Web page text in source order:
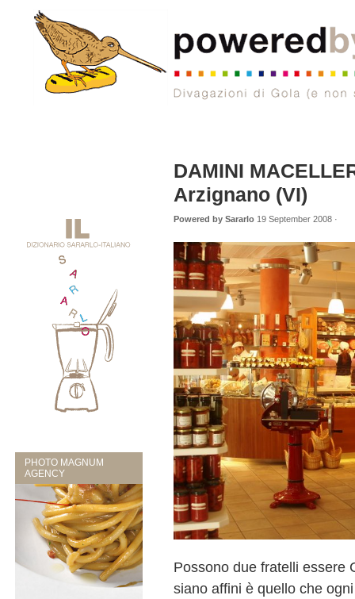
PHOTO MAGNUM
AGENCY
DAMINI
Arzignano (VI)
Powered by Sararlo 19 September 2008 ·
Possono due fratelli essere
siano affini è quello che